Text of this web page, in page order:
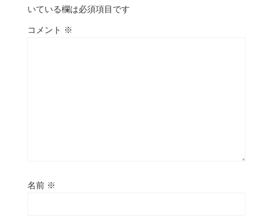
いている欄は必須項目です
コメント ※
名前 ※